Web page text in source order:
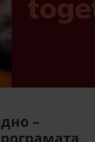
–